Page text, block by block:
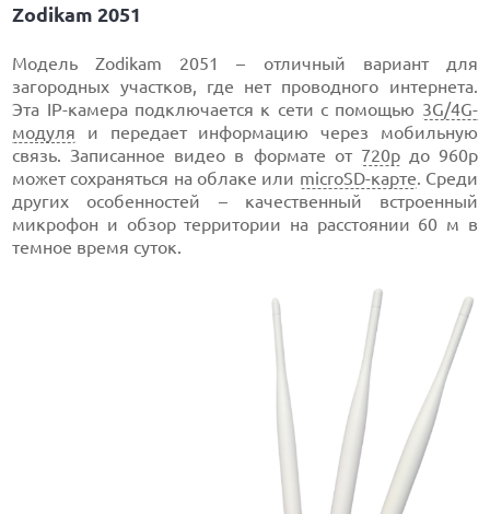
Zodikam 2051
Модель Zodikam 2051 – отличный вариант для
загородных участков, где нет проводного интернета.
Эта IP-камера подключается к сети с помощью 3G/4G-
модуля и передает информацию через мобильную
связь. Записанное видео в формате от 720pдо 960p
может сохраняться на облаке или microSD-карте. Среди
других особенностей – качественный встроенный
микрофон и обзор территории на расстоянии 60 м в
темное время суток.